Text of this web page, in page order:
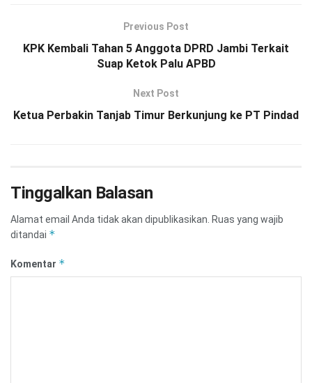
Previous Post
KPK Kembali Tahan 5 Anggota DPRD Jambi Terkait
Suap Ketok Palu APBD
Next Post
Ketua Perbakin Tanjab Timur Berkunjung ke PT Pindad
Tinggalkan Balasan
Alamat email Anda tidak akan dipublikasikan. Ruas yang wajib
ditandai *
Komentar *